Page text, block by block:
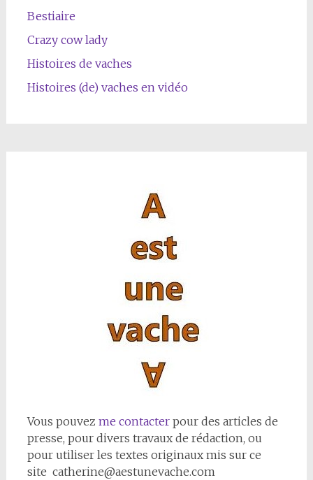
Bestiaire
Crazy cow lady
Histoires de vaches
Histoires (de) vaches en vidéo
Vous pouvez me contacterpour des articles de
presse, pour divers travaux de rédaction, ou
pour utiliser les textes originaux mis sur ce
site catherine@aestunevache.com